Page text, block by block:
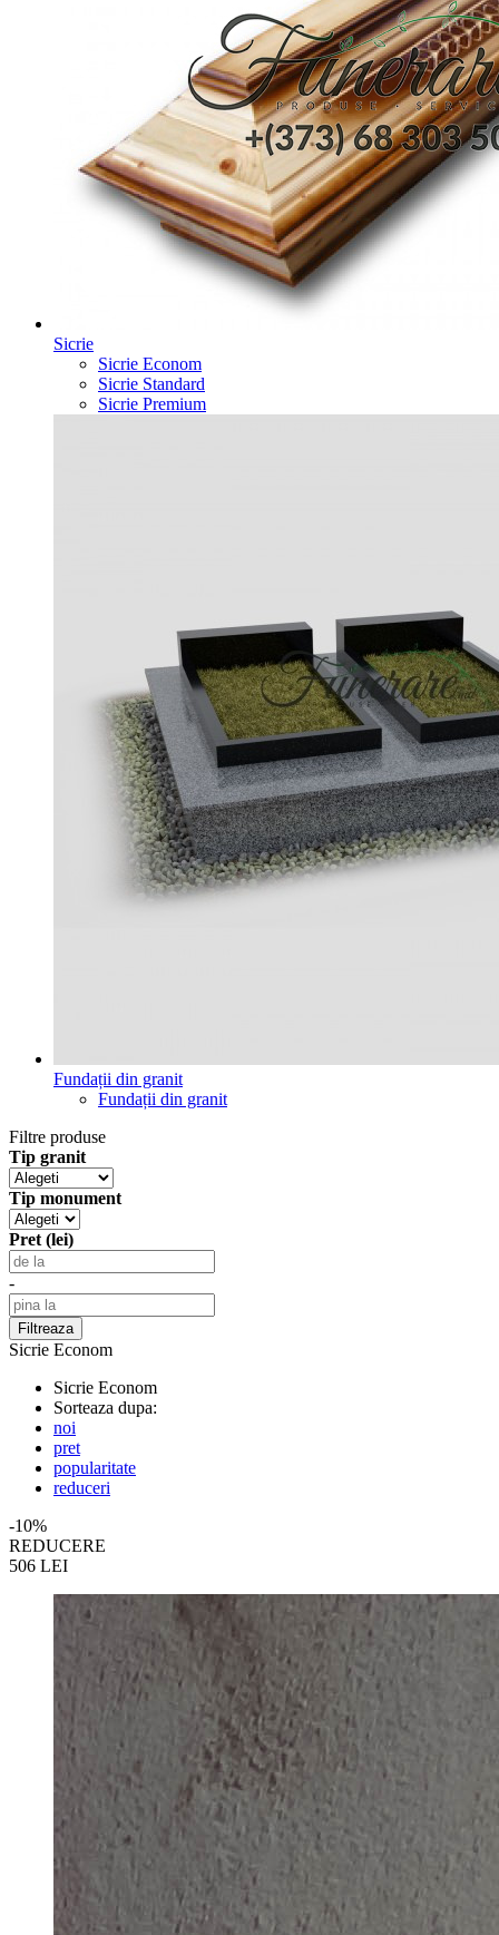
Sicrie
Sicrie Econom
Sicrie Standard
Sicrie Premium
Fundații din granit
Fundații din granit
Filtre produse
Tip granit
Tip monument
Pret (lei)
-
Sicrie Econom
Sicrie Econom
Sorteaza dupa:
noi
pret
popularitate
reduceri
-10%
REDUCERE
506 LEI